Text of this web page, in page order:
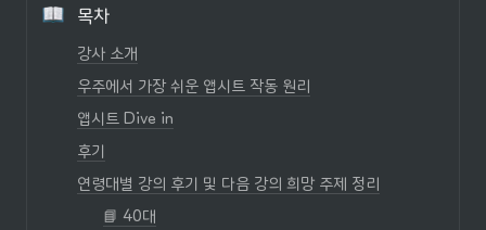
목차
강사 소개
우주에서 가장 쉬운 앱시트 작동 원리
앱시트 Dive in
후기
연령대별 강의 후기 및 다음 강의 희망 주제 정리
📘 40대